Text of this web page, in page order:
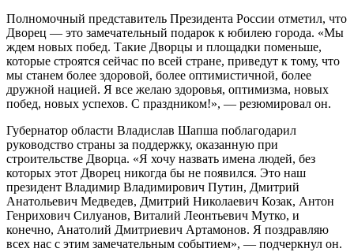
Полномочный представитель Президента России отметил, что
Дворец — это замечательный подарок к юбилею города. «Мы
ждем новых побед. Такие Дворцы и площадки поменьше,
которые строятся сейчас по всей стране, приведут к тому, что
мы станем более здоровой, более оптимистичной, более
дружной нацией. Я все желаю здоровья, оптимизма, новых
побед, новых успехов. С праздником!», — резюмировал он.
Губернатор области Владислав Шапша поблагодарил
руководство страны за поддержку, оказанную при
строительстве Дворца. «Я хочу назвать имена людей, без
которых этот Дворец никогда бы не появился. Это наш
президент Владимир Владимирович Путин, Дмитрий
Анатольевич Медведев, Дмитрий Николаевич Козак, Антон
Генрихович Силуанов, Виталий Леонтьевич Мутко, и
конечно, Анатолий Дмитриевич Артамонов. Я поздравляю
всех нас с этим замечательным событием», — подчеркнул он.